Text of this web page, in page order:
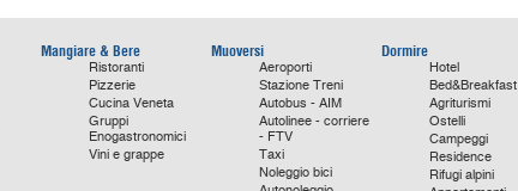
Mangiare & Bere
Ristoranti
Pizzerie
Cucina Veneta
Gruppi
Enogastronomici
Vini e grappe
Muoversi
Aeroporti
Stazione Treni
Autobus - AIM
Autolinee - corriere
- FTV
Taxi
Noleggio bici
Dormire
Hotel
Bed&Breakfast
Agriturismi
Ostelli
Campeggi
Residence
Rifugi alpini